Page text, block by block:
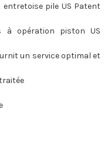
pile US Patent
à opération piston US
un service optimal et